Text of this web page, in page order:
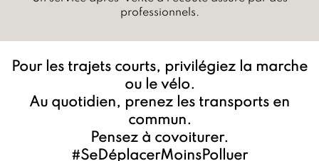
professionnels.
Pour les trajets courts, privilégiez la marche
ou le vélo.
Au quotidien, prenez les transports en
commun.
Pensez à covoiturer.
#SeDéplacerMoinsPolluer